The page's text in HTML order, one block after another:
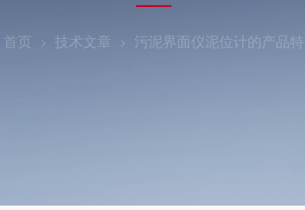
首页 技术文章 污泥界面仪泥位计的产品